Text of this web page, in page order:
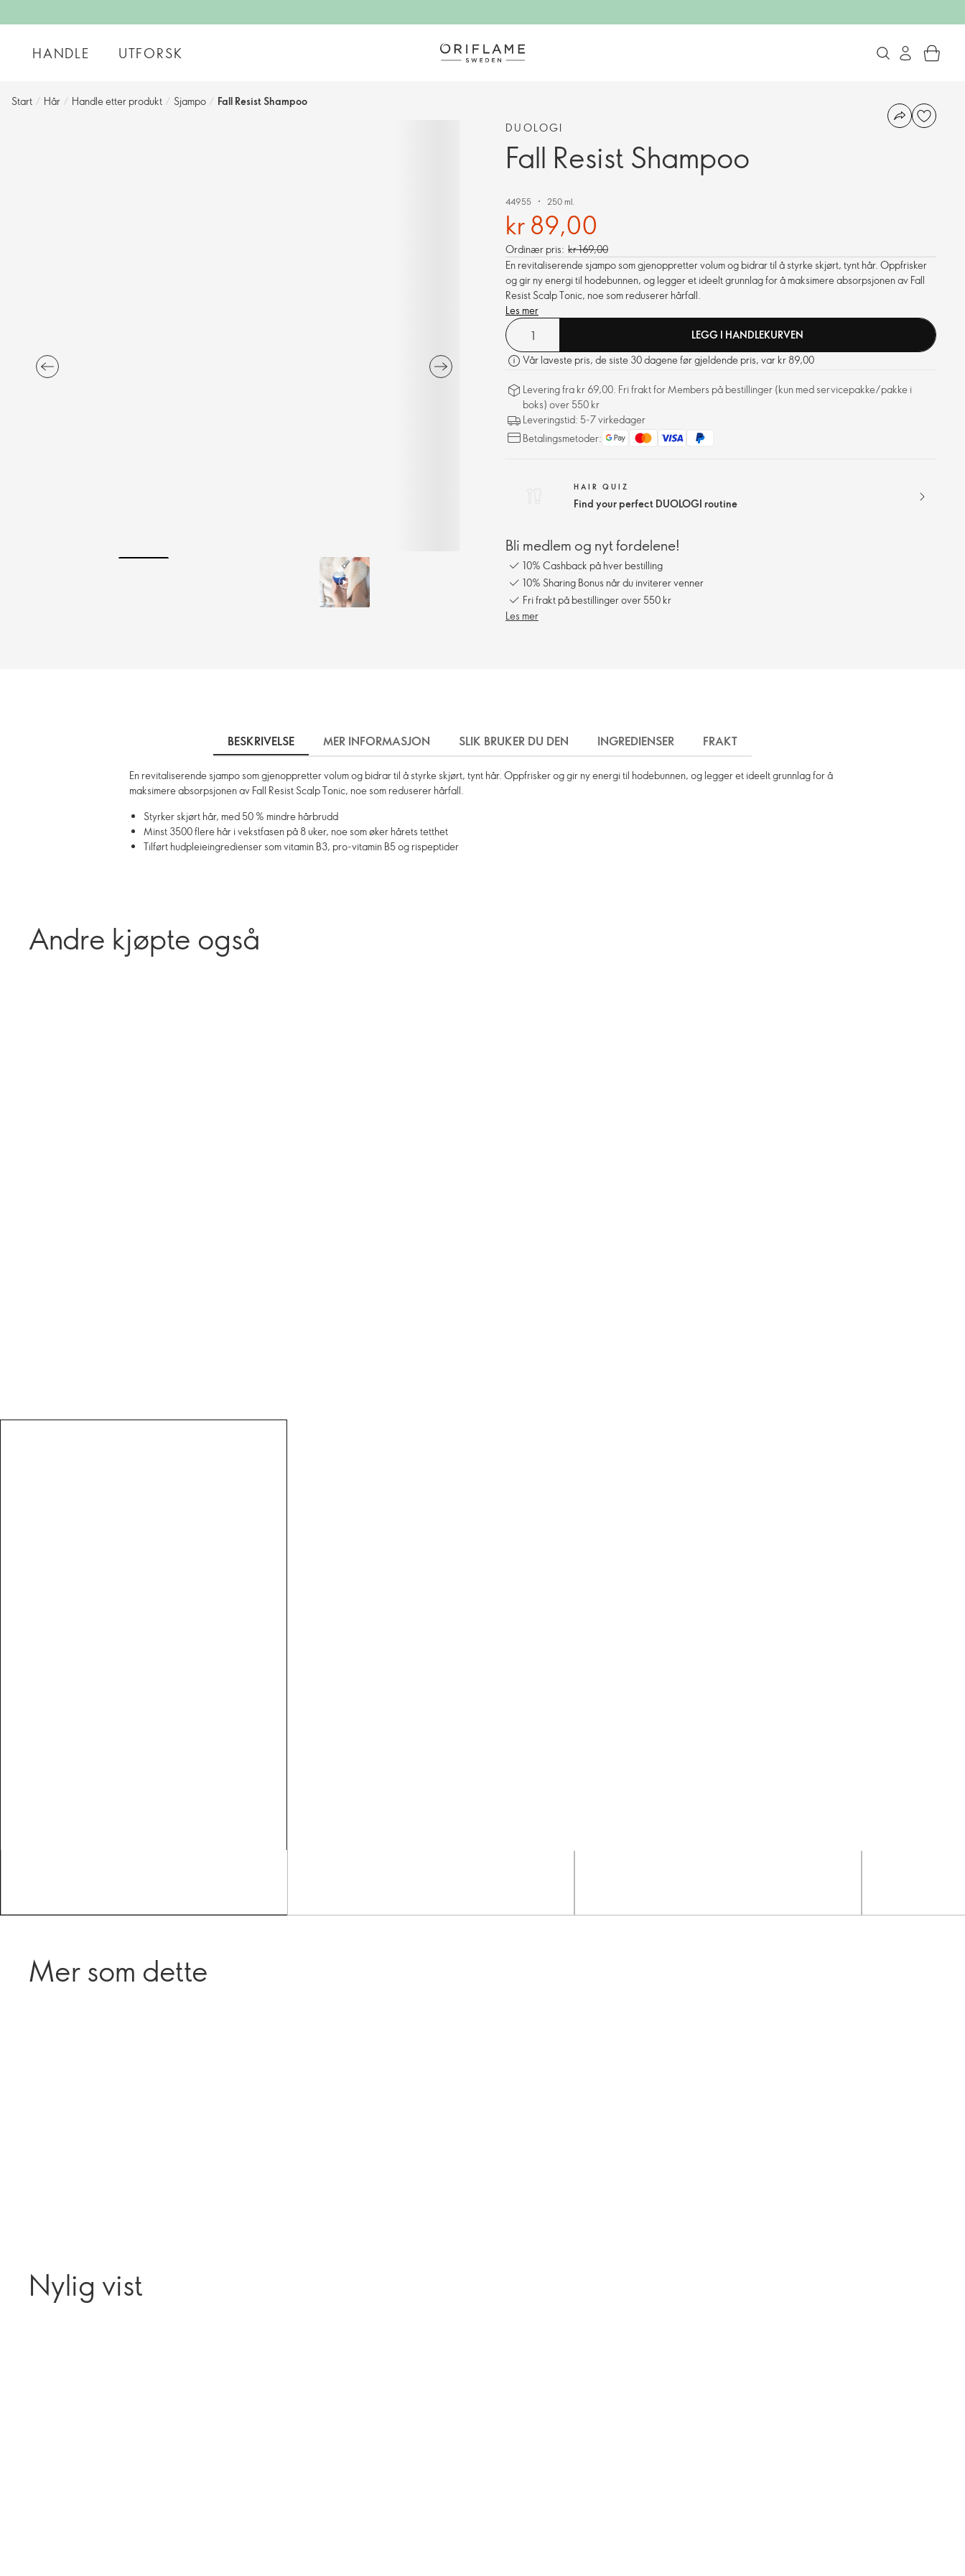
HANDLE UTFORSK
Start / Hår / Handle etter produkt / Sjampo / Fall Resist Shampoo
DUOLOGI
Fall Resist Shampoo
44955 250 ml.
kr 89,00
Ordinær pris: kr 169,00
En revitaliserende sjampo som gjenoppretter volum og bidrar til å styrke skjørt, tynt hår. Oppfrisker
og gir ny energi til hodebunnen, og legger et ideelt grunnlag for å maksimere absorpsjonen av Fall
Resist Scalp Tonic, noe som reduserer hårfall.
Les mer
LEGG I HANDLEKURVEN
Vår laveste pris, de siste 30 dagene før gjeldende pris, var kr 89,00
Levering fra kr 69,00. Fri frakt for Members på bestillinger (kun med servicepakke/pakke i
boks) over 550 kr
Leveringstid: 5-7 virkedager
Betalingsmetoder:
HAIR QUIZ
Find your perfect DUOLOGI routine
Bli medlem og nyt fordelene!
10% Cashback på hver bestilling
10% Sharing Bonus når du inviterer venner
Fri frakt på bestillinger over 550 kr
Les mer
BESKRIVELSE MER INFORMASJON SLIK BRUKER DU DEN INGREDIENSER FRAKT
En revitaliserende sjampo som gjenoppretter volum og bidrar til å styrke skjørt, tynt hår. Oppfrisker og gir ny energi til hodebunnen, og legger et ideelt grunnlag for å
maksimere absorpsjonen av Fall Resist Scalp Tonic, noe som reduserer hårfall.
Styrker skjørt hår, med 50 % mindre hårbrudd
Minst 3500 flere hår i vekstfasen på 8 uker, noe som øker hårets tetthet
Tilført hudpleieingredienser som vitamin B3, pro-vitamin B5 og rispeptider
Andre kjøpte også
Mer som dette
Nylig vist